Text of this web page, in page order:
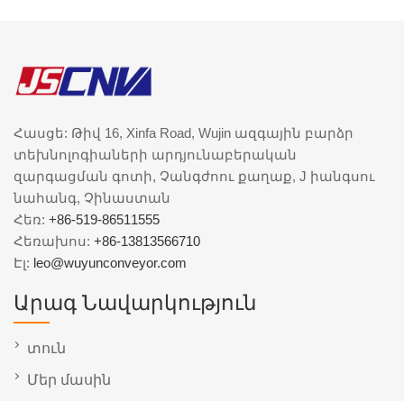
Հասցե: Թիվ 16, Xinfa Road, Wujin ազգային բարձր
տեխնոլոգիաների արդյունաբերական
զարգացման գոտի, Չանգժոու քաղաք, J իանգսու
նահանգ, Չինաստան
Հեռ: +86-519-86511555
Հեռախոս: +86-13813566710
Էլ: leo@wuyunconveyor.com
Արագ Նավարկություն
տուն
Մեր մասին